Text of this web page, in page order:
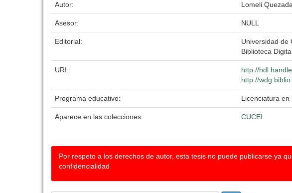
Autor: Lomeli
Asesor: NULL
Editorial:
Universidad de
Biblioteca
URI:
http://
http://
Programa educativo: Licenciatura
Aparece en las colecciones: CUCEI
Por respeto a los derechos de autor, esta tesis no puede publicarse ya
confidencialidad